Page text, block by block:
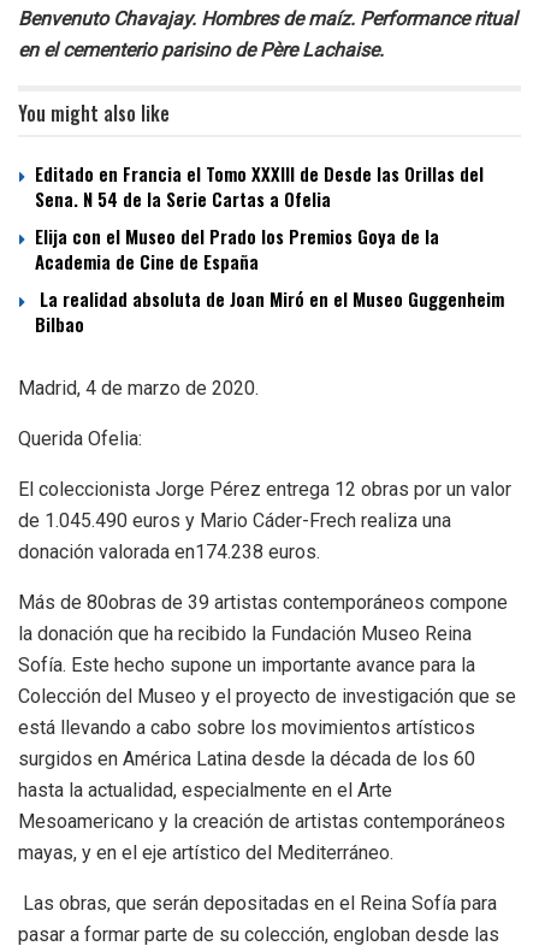
Benvenuto Chavajay. Hombres de maíz. Performance ritual
en el cementerio parisino de Père Lachaise.
You might also like
Editado en Francia el Tomo XXXIII de Desde las Orillas del
Sena. N 54 de la Serie Cartas a Ofelia
Elija con el Museo del Prado los Premios Goya de la
Academia de Cine de España
La realidad absoluta de Joan Miró en el Museo Guggenheim
Bilbao
Madrid, 4 de marzo de 2020.
Querida Ofelia:
El coleccionista Jorge Pérez entrega 12 obras por un valor
de 1.045.490 euros y Mario Cáder-Frech realiza una
donación valorada en174.238 euros.
Más de 80obras de 39 artistas contemporáneos compone
la donación que ha recibido la Fundación Museo Reina
Sofía. Este hecho supone un importante avance para la
Colección del Museo y el proyecto de investigación que se
está llevando a cabo sobre los movimientos artísticos
surgidos en América Latina desde la década de los 60
hasta la actualidad, especialmente en el Arte
Mesoamericano y la creación de artistas contemporáneos
mayas, y en el eje artístico del Mediterráneo.
Las obras, que serán depositadas en el Reina Sofía para
pasar a formar parte de su colección, engloban desde las